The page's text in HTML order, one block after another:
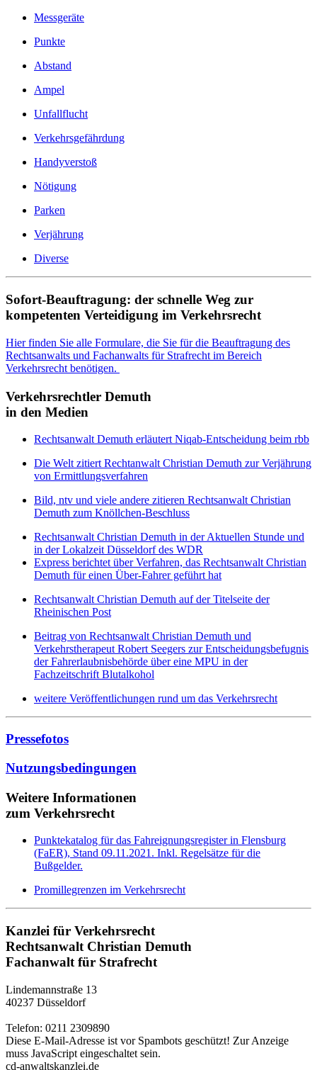
Messgeräte
Punkte
Abstand
Ampel
Unfallflucht
Verkehrsgefährdung
Handyverstoß
Nötigung
Parken
Verjährung
Diverse
Sofort-Beauftragung: der schnelle Weg zur
kompetenten Verteidigung im Verkehrsrecht
Hier finden Sie alle Formulare, die Sie für die Beauftragung des
Rechtsanwalts und Fachanwalts für Strafrecht im Bereich
Verkehrsrecht benötigen.
Verkehrsrechtler Demuth
in den Medien
Rechtsanwalt Demuth erläutert Niqab-Entscheidung beim rbb
Die Welt zitiert Rechtanwalt Christian Demuth zur Verjährung
von Ermittlungsverfahren
Bild, ntv und viele andere zitieren Rechtsanwalt Christian
Demuth zum Knöllchen-Beschluss
Rechtsanwalt Christian Demuth in der Aktuellen Stunde und
in der Lokalzeit Düsseldorf des WDR
Express berichtet über Verfahren, das Rechtsanwalt Christian
Demuth für einen Über-Fahrer geführt hat
Rechtsanwalt Christian Demuth auf der Titelseite der
Rheinischen Post
Beitrag von Rechtsanwalt Christian Demuth und
Verkehrstherapeut Robert Seegers zur Entscheidungsbefugnis
der Fahrerlaubnisbehörde über eine MPU in der
Fachzeitschrift Blutalkohol
weitere Veröffentlichungen rund um das Verkehrsrecht
Pressefotos
Nutzungsbedingungen
Weitere Informationen
zum Verkehrsrecht
Punktekatalog für das Fahreignungsregister in Flensburg
(FaER), Stand 09.11.2021. Inkl. Regelsätze für die
Bußgelder.
Promillegrenzen im Verkehrsrecht
Kanzlei für Verkehrsrecht
Rechtsanwalt Christian Demuth
Fachanwalt für Strafrecht
Lindemannstraße 13
40237 Düsseldorf
Telefon: 0211 2309890
Diese E-Mail-Adresse ist vor Spambots geschützt! Zur Anzeige
muss JavaScript eingeschaltet sein.
cd-anwaltskanzlei.de